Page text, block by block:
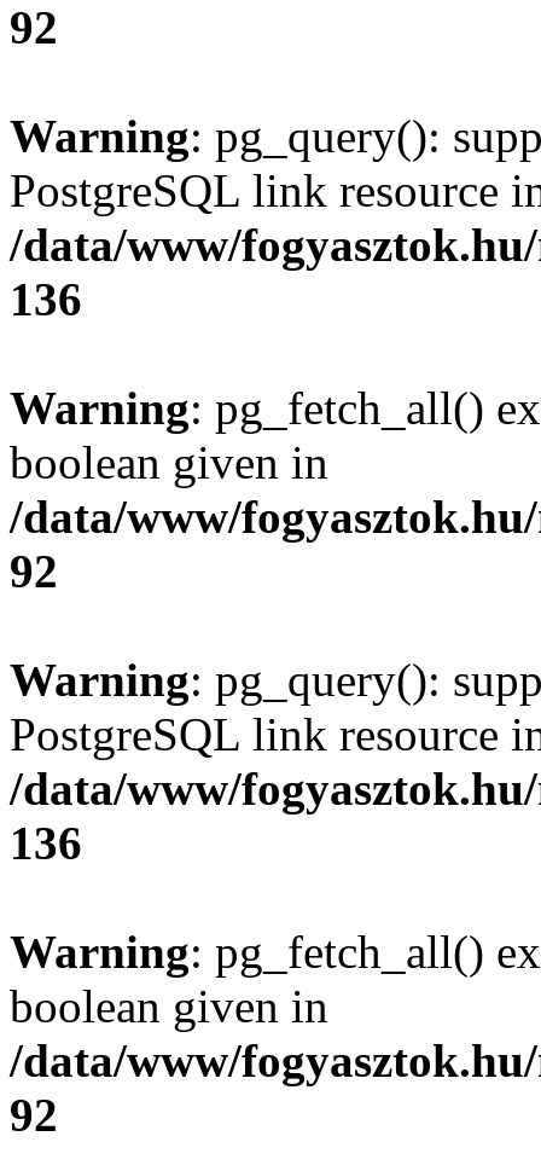
92
Warning: pg_query():
PostgreSQL link resource
/data/www/
136
Warning: pg_fetch_all()
boolean given in
/data/www/
92
Warning: pg_query():
PostgreSQL link resource
/data/www/
136
Warning: pg_fetch_all()
boolean given in
/data/www/
92